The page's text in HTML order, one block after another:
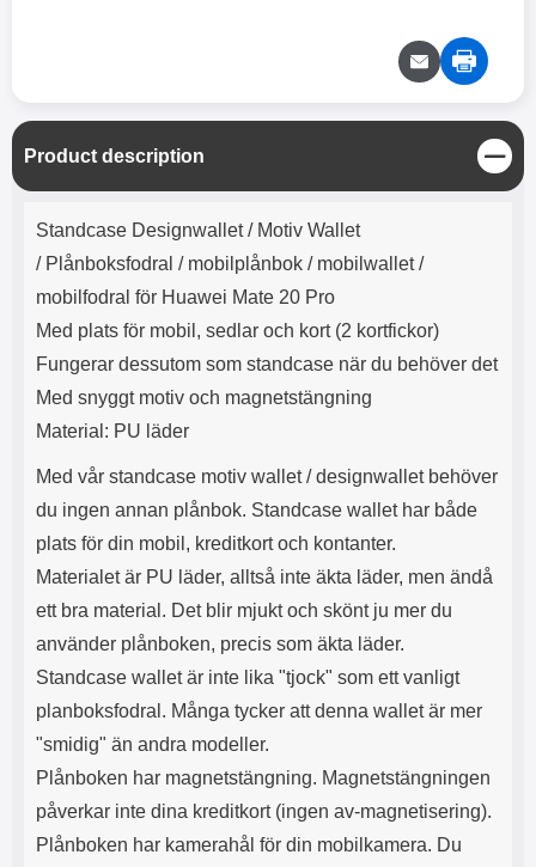
Product description
C
l
o
Product description
Standcase Designwallet / Motiv Wallet
/ Plånboksfodral / mobilplånbok / mobilwallet /
mobilfodral för Huawei Mate 20 Pro
Med plats för mobil, sedlar och kort (2 kortfickor)
Fungerar dessutom som standcase när du behöver det
Med snyggt motiv och magnetstängning
Material: PU läder
Med vår standcase motiv wallet / designwallet behöver
du ingen annan plånbok. Standcase wallet har både
plats för din mobil, kreditkort och kontanter.
Materialet är PU läder, alltså inte äkta läder, men ändå
ett bra material. Det blir mjukt och skönt ju mer du
använder plånboken, precis som äkta läder.
Standcase wallet är inte lika "tjock" som ett vanligt
planboksfodral. Många tycker att denna wallet är mer
"smidig" än andra modeller.
Plånboken har magnetstängning. Magnetstängningen
påverkar inte dina kreditkort (ingen av-magnetisering).
Plånboken har kamerahål för din mobilkamera. Du